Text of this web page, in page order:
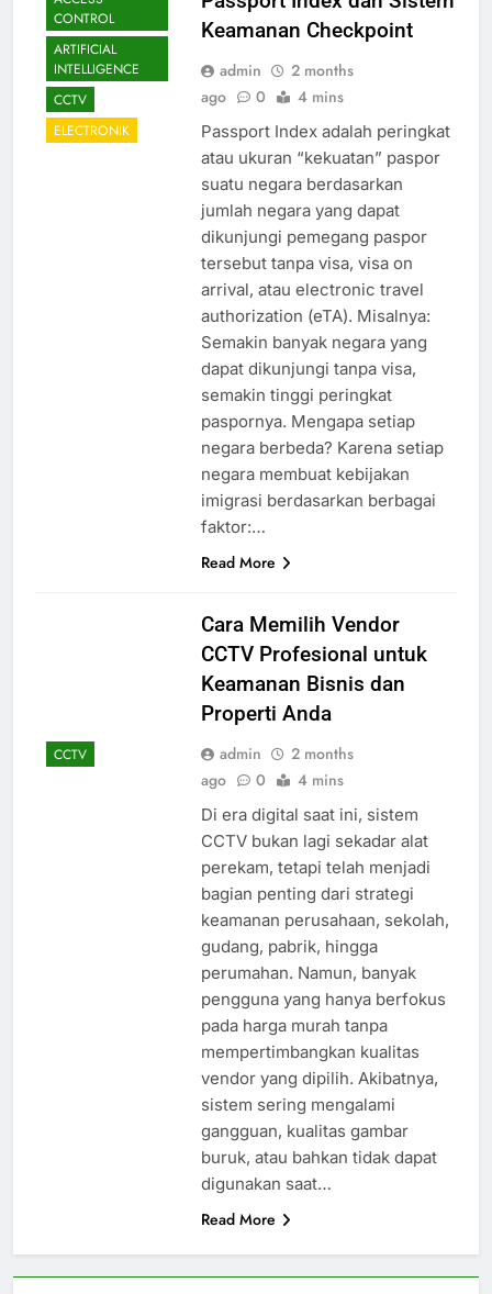
CONTROL
ARTIFICIAL
INTELLIGENCE
CCTV
ELECTRONIK
Keamanan Checkpoint
admin
2 months
ago
0 4 mins
Passport Index adalah peringkat
atau ukuran “kekuatan” paspor
suatu negara berdasarkan
jumlah negara yang dapat
dikunjungi pemegang paspor
tersebut tanpa visa, visa on
arrival, atau electronic travel
authorization (eTA). Misalnya:
Semakin banyak negara yang
dapat dikunjungi tanpa visa,
semakin tinggi peringkat
paspornya. Mengapa setiap
negara berbeda? Karena setiap
negara membuat kebijakan
imigrasi berdasarkan berbagai
faktor:…
Read More
CCTV
Cara Memilih Vendor
CCTV Profesional untuk
Keamanan Bisnis dan
Properti Anda
admin
2 months
ago
0 4 mins
Di era digital saat ini, sistem
CCTV bukan lagi sekadar alat
perekam, tetapi telah menjadi
bagian penting dari strategi
keamanan perusahaan, sekolah,
gudang, pabrik, hingga
perumahan. Namun, banyak
pengguna yang hanya berfokus
pada harga murah tanpa
mempertimbangkan kualitas
vendor yang dipilih. Akibatnya,
sistem sering mengalami
gangguan, kualitas gambar
buruk, atau bahkan tidak dapat
digunakan saat…
Read More